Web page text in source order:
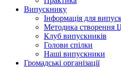
Випускнику
Інформація для
Методика створення
Клуб випускників
Голови спілки
Наші випускники
Громадські організації